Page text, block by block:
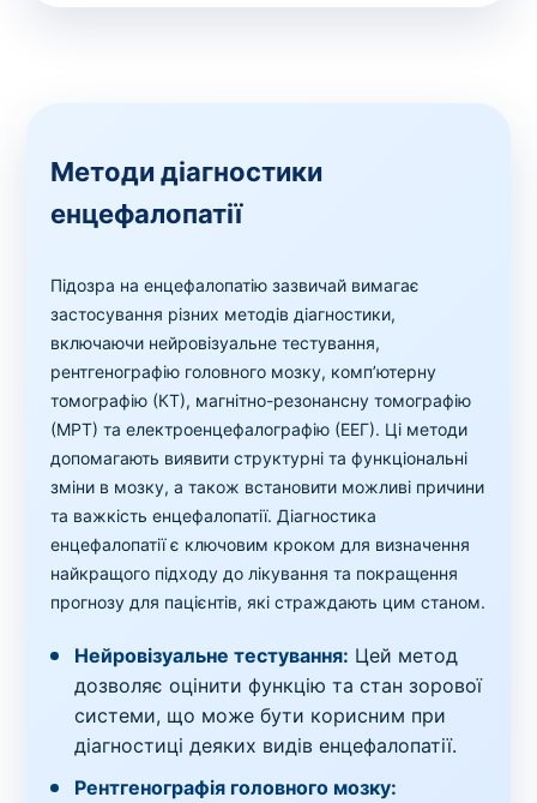
Методи діагностики
енцефалопатії
Підозра на енцефалопатію зазвичай вимагає
застосування різних методів діагностики,
включаючи нейровізуальне тестування,
рентгенографію головного мозку, комп’ютерну
томографію (КТ), магнітно-резонансну томографію
(МРТ) та електроенцефалографію (ЕЕГ). Ці методи
допомагають виявити структурні та функціональні
зміни в мозку, а також встановити можливі причини
та важкість енцефалопатії. Діагностика
енцефалопатії є ключовим кроком для визначення
найкращого підходу до лікування та покращення
прогнозу для пацієнтів, які страждають цим станом.
Нейровізуальне тестування: Цей метод
дозволяє оцінити функцію та стан зорової
системи, що може бути корисним при
діагностиці деяких видів енцефалопатії.
Рентгенографія головного мозку: